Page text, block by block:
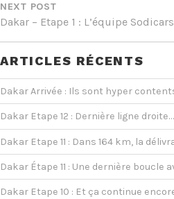
NEXT POST
Dakar – Etape 1 : L’équipe
ARTICLES RÉCENTS
Dakar Arrivée : Ils sont hyper
Dakar Etape 12 : Dernière ligne droite…
Dakar Etape 11 : Dans 164 km, la
Dakar Étape 11 : Une dernière boucle
Dakar Etape 10 : Et ça continue